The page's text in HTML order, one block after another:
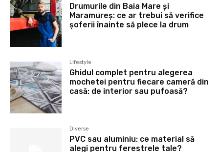
Drumurile din Baia Mare și
Maramureș: ce ar trebui să verifice
șoferii înainte să plece la drum
Lifestyle
Ghidul complet pentru alegerea
mochetei pentru fiecare cameră din
casă: de interior sau pufoasă?
Diverse
PVC sau aluminiu: ce material să
alegi pentru ferestrele tale?